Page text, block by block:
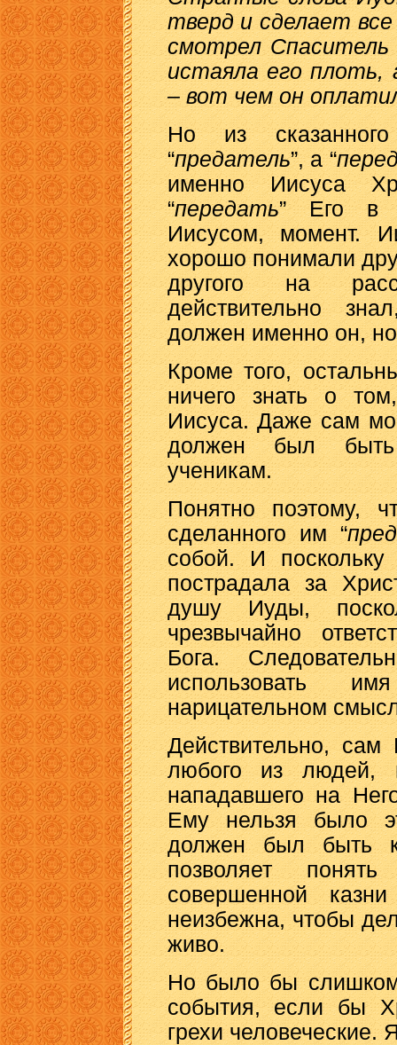
тверд и сделает
смотрел Спаситель
истаяла его плоть,
– вот чем он
Но из
“предатель”, а “
именно Иисуса
“передать” Его в
Иисусом, момент.
хорошо понимали
другого на
действительно
должен именно он,
Кроме того,
ничего знать о
Иисуса. Даже сам
должен был быть
ученикам.
Понятно поэтому,
сделанного им “
собой. И
пострадала за
душу Иуды,
чрезвычайно
Бога.
использовать
нарицательном
Действительно,
любого из людей,
нападавшего на
Ему нельзя было
должен был быть
позволяет
совершенной
неизбежна, чтобы
живо.
Но было бы
события, если бы
грехи